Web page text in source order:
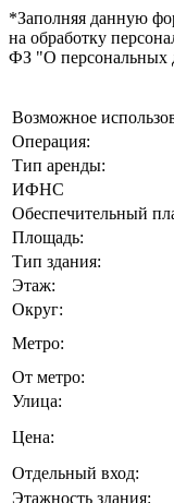
*Заполняя данную
на обработку
ФЗ "О персональных
Возможное
Операция:
Тип аренды:
ИФНС
Обеспечительный
Площадь:
Тип здания:
Этаж:
Округ:
Метро:
От метро:
Улица:
Цена:
Отдельный вход:
Этажность здания: